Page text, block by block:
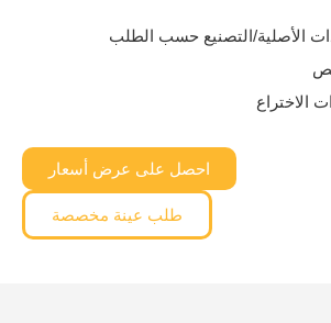
الأصلية/التصنيع حسب الطلب
الاختراع
احصل على عرض أسعار
طلب عينة مخصصة